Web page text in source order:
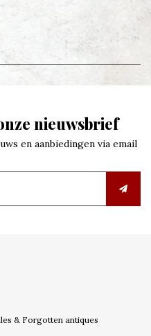
nieuwsbrief
en aanbiedingen via email
& Forgotten antiques